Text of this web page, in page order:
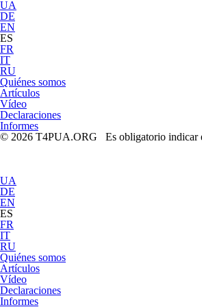
UA
DE
EN
ES
FR
IT
RU
Quiénes somos
Artículos
Vídeo
Declaraciones
Informes
© 2026 T4PUA.ORG Es obligatorio indicar
UA
DE
EN
ES
FR
IT
RU
Quiénes somos
Artículos
Vídeo
Declaraciones
Informes